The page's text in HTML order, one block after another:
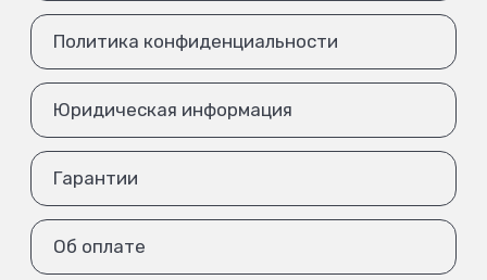
Политика конфиденциальности
Юридическая информация
Гарантии
Об оплате